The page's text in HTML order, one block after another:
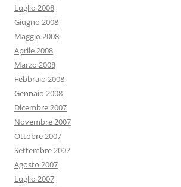
Luglio 2008
Giugno 2008
Maggio 2008
Aprile 2008
Marzo 2008
Febbraio 2008
Gennaio 2008
Dicembre 2007
Novembre 2007
Ottobre 2007
Settembre 2007
Agosto 2007
Luglio 2007